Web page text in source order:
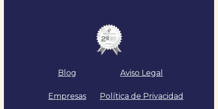
Blog
Empresas
Aviso Legal
Política de Privacidad